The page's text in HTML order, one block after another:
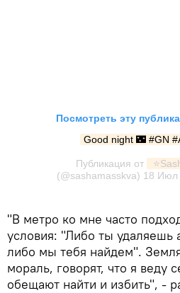
Посмотреть эту
Good night 🌃 #GN
Публикация от
(@sashamasskva) 18 Июл
"В метро ко мне часто
условия: "Либо ты удаляешь
либо мы тебя найдем".
мораль, говорят, что я веду
обещают найти и избить", -